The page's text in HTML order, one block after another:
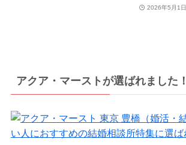
2026年5月1日
アクア・マーストが選ばれました！